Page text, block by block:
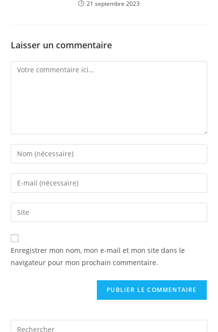
21 septembre 2023
Laisser un commentaire
Comment
Enter
your
name
comment
Enter
your
email
address
comment
Saisir
l’URL
de
votre
(facultatif)
Enregistrer mon nom, mon e-mail et mon site dans le
navigateur pour mon prochain commentaire.